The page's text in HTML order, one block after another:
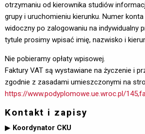
otrzymaniu od kierownika studiów
grupy i uruchomieniu kierunku. Numer
widoczny po zalogowaniu na indywidualny
tytule prosimy wpisać imię, nazwisko i
Nie pobieramy opłaty wpisowej.
Faktury VAT są wystawiane na życzenie i
zgodnie z zasadami umieszczonymi na
https://www.podyplomowe.ue.wroc.pl/
Kontakt i zapisy
▶ Koordynator CKU